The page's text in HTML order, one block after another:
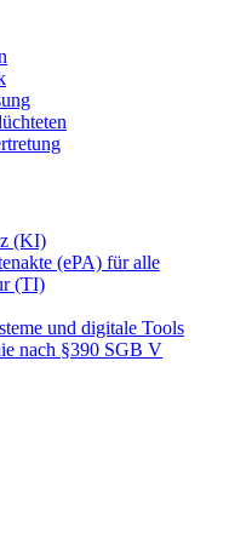
(KI)
(ePA) für alle
(TI)
und digitale Tools
nach §390 SGB V